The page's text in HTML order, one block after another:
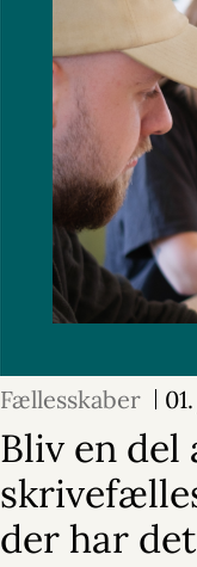
Fællesskaber
Bliv en del
der har